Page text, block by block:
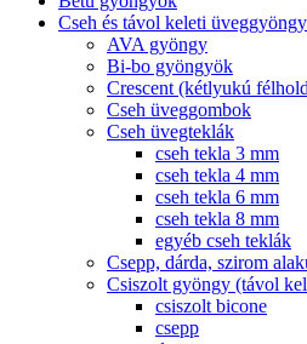
Cseh és távol keleti
AVA gyöngy
Bi-bo gyöngyök
Crescent (kétlyukú
Cseh üveggombok
Cseh üvegteklák
cseh tekla 3 mm
cseh tekla 4 mm
cseh tekla 6 mm
cseh tekla 8 mm
egyéb cseh teklák
Csepp, dárda, szirom
Csiszolt gyöngy (távol
csiszolt bicone
csepp